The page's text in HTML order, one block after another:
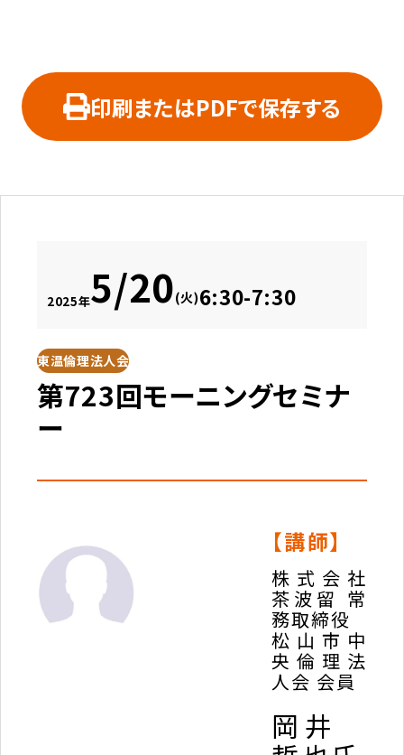
印刷またはPDFで保存する
2025年5/20(火)6:30-7:30
東温倫理法人会
第723回モーニングセミナ
ー
【講師】
株式会社
茶波留 常
務取締役
松山市中
央倫理法
人会 会員
岡井